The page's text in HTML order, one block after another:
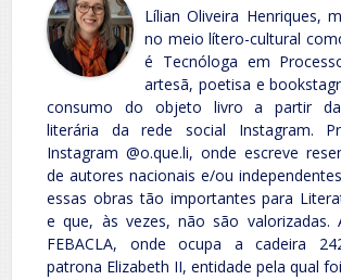
Lílian Oliveira Henriques,
no meio lítero-cultural
é Tecnóloga em
artesã, poetisa e
consumo do objeto livro a partir da
literária da rede social Instagram.
Instagram @o.que.li, onde escreve
de autores nacionais e/ou
essas obras tão importantes para
e que, às vezes, não são valorizadas.
FEBACLA, onde ocupa a cadeira
patrona Elizabeth II, entidade pela qual foi